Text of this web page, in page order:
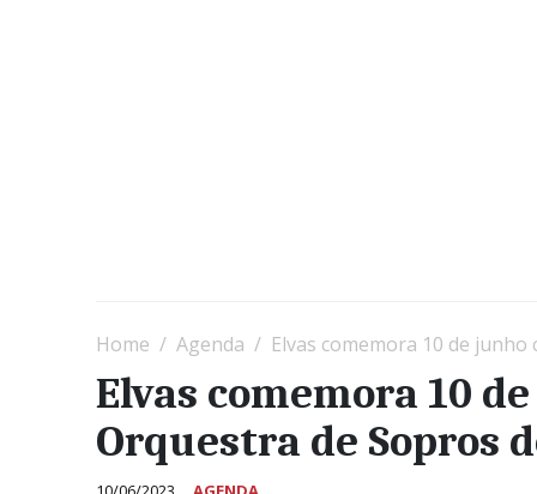
Home Agenda Elvas comemora 10 de
Elvas comemora 10
Orquestra de Sopros